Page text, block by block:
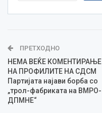
ПРЕТХОДНО
НЕМА ВЕЌЕ КОМЕНТИРАЊЕ
НА ПРОФИЛИТЕ НА СДСМ
Партијата најави борба со
„трол-фабриката на ВМРО-
ДПМНЕ“